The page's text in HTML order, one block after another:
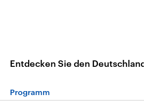
Entdecken Sie den
Programm